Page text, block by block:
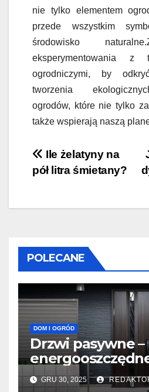
nie tylko elementem
przede wszystkim
środowisko
eksperymentowania z
ogrodniczymi, by
tworzenia
ogrodów, które nie tylko
także wspierają naszą
Nawigacja
wpisu
Ile żelatyny na
pół litra śmietany?
POLECANE
DOM I OGRÓD
Drzwi pasywne
Warszawie
GRU 30, 2025